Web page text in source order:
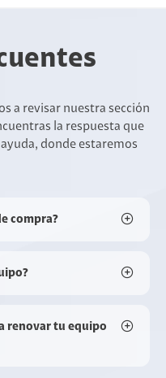
a revisar nuestra sección
la respuesta que
donde estaremos
compra?
renovar tu equipo